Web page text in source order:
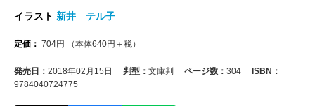
イラスト 新井 テル子
定価： 704円 （本体640円＋税）
発売日： 2018年02月15日 判型： 文庫判 ページ数： 304
ISBN：
9784040724775